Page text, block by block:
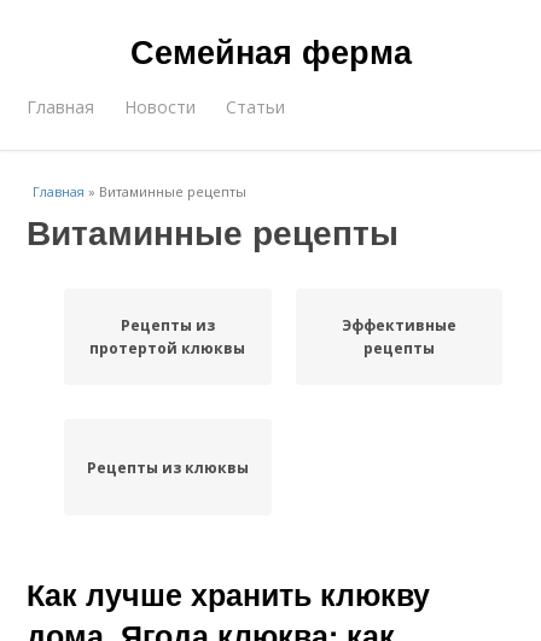
Семейная ферма
Главная Новости Статьи
Главная » Витаминные рецепты
Витаминные рецепты
Рецепты из
протертой клюквы
Эффективные
рецепты
Рецепты из клюквы
Как лучше хранить клюкву